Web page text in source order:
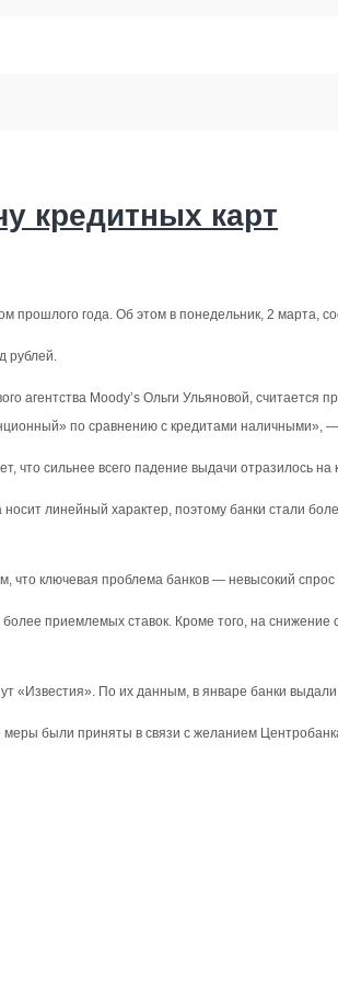
кредитных карт
прошлого года. Об этом в понедельник, 2
рублей.
агентства Moody’s Ольги Ульяновой,
по сравнению с кредитами наличными»,
что сильнее всего падение выдачи отразилось
линейный характер, поэтому банки стали
ключевая проблема банков — невысокий
приемлемых ставок. Кроме того, на снижение
По их данным, в январе банки
были приняты в связи с желанием